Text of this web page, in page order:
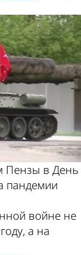
Пензы в День
пандемии
войне не
а на